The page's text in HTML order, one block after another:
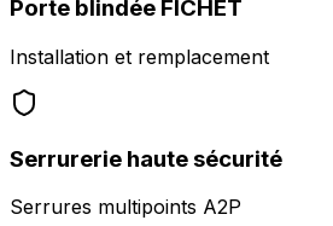
Porte blindée FICHET
Installation et remplacement
Serrurerie haute sécurité
Serrures multipoints A2P